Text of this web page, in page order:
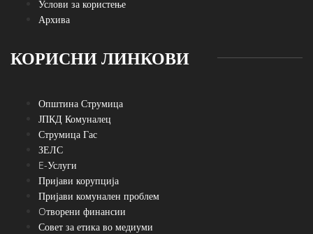
Услови за користење
Архива
КОРИСНИ ЛИНКОВИ
Општина Струмица
ЈПКД Комуналец
Струмица Гас
ЗЕЛС
E-Услуги
Пријави корупција
Пријави комунален проблем
Oтворени финансии
Совет за етика во медиуми